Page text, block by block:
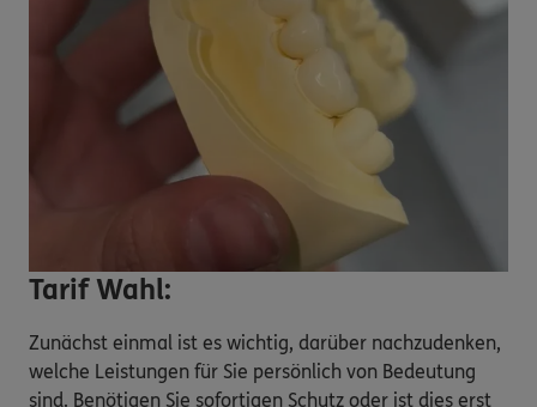
Tarif Wahl:
Zunächst einmal ist es wichtig, darüber nachzudenken,
welche Leistungen für Sie persönlich von Bedeutung
sind. Benötigen Sie sofortigen Schutz oder ist dies erst